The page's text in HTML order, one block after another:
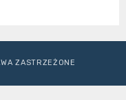
ZASTRZEŻONE